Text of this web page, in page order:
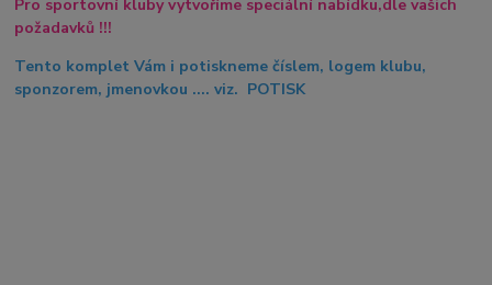
Pro sportovní kluby vytvoříme speciální nabídku,dle vašich
požadavků !!!
Tento komplet Vám i potiskneme číslem, logem klubu,
sponzorem, jmenovkou .... viz. POTISK